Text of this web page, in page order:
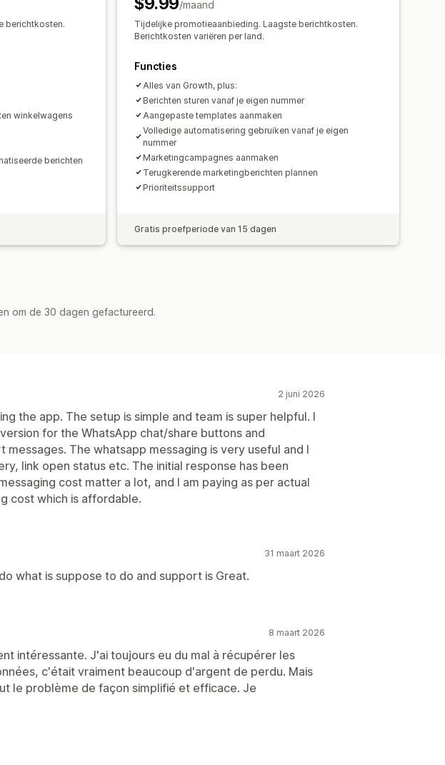
berichtkosten.
winkelwagens
berichten
/maand
Tijdelijke promotieaanbieding. Laagste berichtkosten.
Berichtkosten variëren per land.
Functies
Alles van Growth, plus:
Berichten sturen vanaf je eigen nummer
Aangepaste templates aanmaken
Volledige automatisering gebruiken vanaf je eigen
nummer
Marketingcampagnes aanmaken
Terugkerende marketingberichten plannen
Prioriteitssupport
Gratis proefperiode van 15 dagen
om de 30 dagen gefactureerd.
2 juni 2026
the app. The setup is simple and team is super helpful. I
for the WhatsApp chat/share buttons and
messages. The whatsapp messaging is very useful and I
link open status etc. The initial response has been
cost matter a lot, and I am paying as per actual
cost which is affordable.
31 maart 2026
what is suppose to do and support is Great.
8 maart 2026
intéressante. J'ai toujours eu du mal à récupérer les
c'était vraiment beaucoup d'argent de perdu. Mais
le problème de façon simplifié et efficace. Je